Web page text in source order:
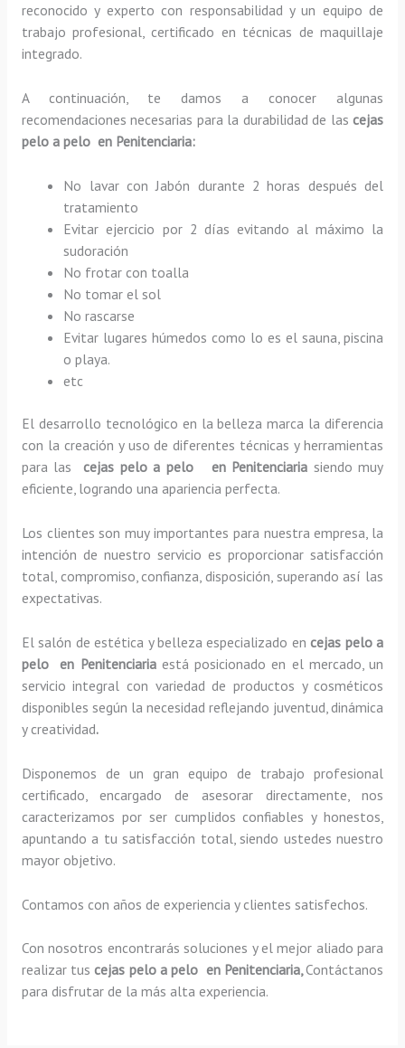
reconocido y experto con responsabilidad y un equipo de
trabajo profesional, certificado en técnicas de maquillaje
integrado.
A continuación, te damos a conocer algunas
recomendaciones necesarias para la durabilidad de lascejas
pelo a pelo en Penitenciaria:
No lavar con Jabón durante 2 horas después del
tratamiento
Evitar ejercicio por 2 días evitando al máximo la
sudoración
No frotar con toalla
No tomar el sol
No rascarse
Evitar lugares húmedos como lo es el sauna, piscina
o playa.
etc
El desarrollo tecnológico en la belleza marca la diferencia
con la creación y uso de diferentes técnicas y herramientas
para lascejas pelo a pelo en Penitenciaria siendo muy
eficiente, logrando una apariencia perfecta.
Los clientes son muy importantes para nuestra empresa, la
intención de nuestro servicio es proporcionar satisfacción
total, compromiso, confianza, disposición, superando así las
expectativas.
El salón de estética y belleza especializado encejas pelo a
pelo en Penitenciariaestá posicionado en el mercado, un
servicio integral con variedad de productos y cosméticos
disponibles según la necesidad reflejando juventud, dinámica
y creatividad.
Disponemos de un gran equipo de trabajo profesional
certificado, encargado de asesorar directamente, nos
caracterizamos por ser cumplidos confiables y honestos,
apuntando a tu satisfacción total, siendo ustedes nuestro
mayor objetivo.
Contamos con años de experiencia y clientes satisfechos.
Con nosotros encontrarás soluciones y el mejor aliado para
realizar tuscejas pelo a pelo en Penitenciaria,Contáctanos
para disfrutar de la más alta experiencia.